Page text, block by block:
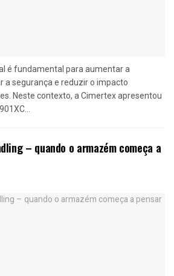
é fundamental para aumentar a
a segurança e reduzir o impacto
Neste contexto, a Cimertex apresentou
– quando o armazém começa a